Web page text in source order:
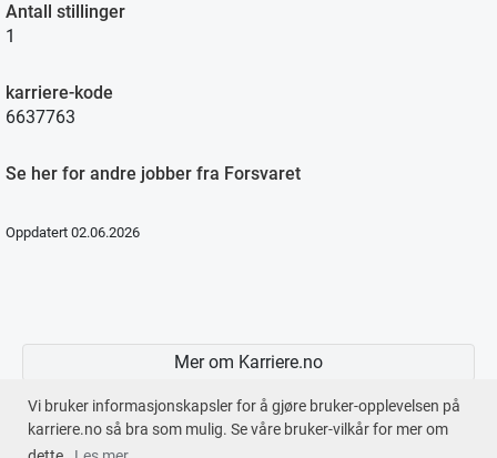
Vi bruker informasjonskapsler for å gjøre bruker-opplevelsen på
karriere.no så bra som mulig. Se våre bruker-vilkår for mer om
Antall stillinger
1
karriere-kode
6637763
Se her for andre jobber fra Forsvaret
Oppdatert 02.06.2026
Mer om Karriere.no